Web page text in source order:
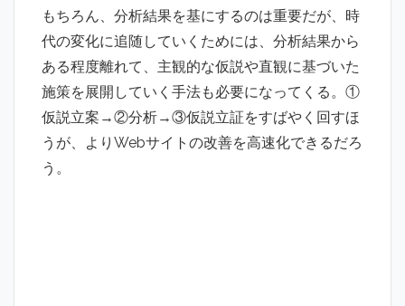
もちろん、分析結果を基にするのは重要だが、時
代の変化に追随していくためには、分析結果から
ある程度離れて、主観的な仮説や直観に基づいた
施策を展開していく手法も必要になってくる。①
仮説立案→②分析→③仮説立証をすばやく回すほ
うが、よりWebサイトの改善を高速化できるだろ
う。